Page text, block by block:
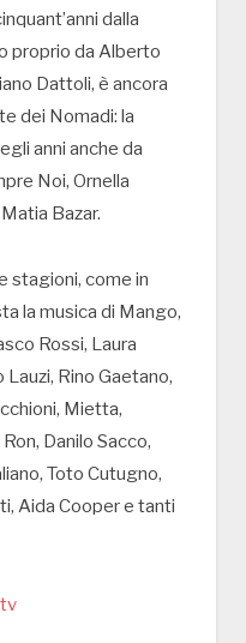
dalla
proprio da Alberto
Dattoli, è ancora
dei Nomadi: la
anni anche da
Noi, Ornella
Bazar.
stagioni, come in
la musica di Mango,
Rossi, Laura
Rino Gaetano,
Mietta,
Danilo Sacco,
Toto Cutugno,
Aida Cooper e tanti